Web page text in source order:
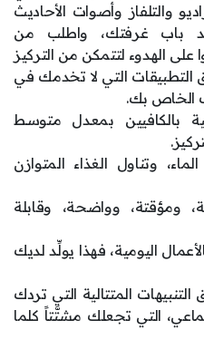
والتلفاز وأصوات الأحاديث
باب غرفتك، واطلب من
الهدوء لتتمكن من التركيز
التطبيقات التي لا تخدمك في
الخاص بك.
بالكافيين بمعدل متوسط
وتناول الغذاء المتوازن
ومؤقتة، وواضحة، وقابلة
اليومية، فهذا يولِّد لديك
المتتالية التي تردك
التي تجعلك مشتَّتاً كلما